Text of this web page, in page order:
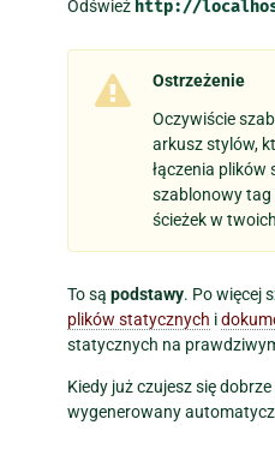
Odśwież http://
Ostrzeżenie
Oczywiście
arkusz stylów,
łączenia
szablonowy tag
ścieżek w
To są podstawy. Po więcej
plików statycznych i
statycznych na
Kiedy już czujesz się
wygenerowany